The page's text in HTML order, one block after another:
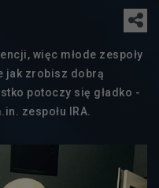
więc młode zespoły
jak zrobisz dobrą
potoczy się gładko -
zespołu IRA.